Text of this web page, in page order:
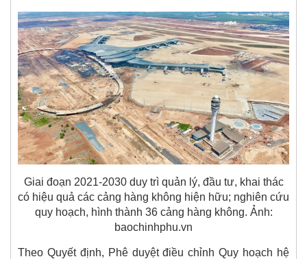
Giai đoạn 2021-2030 duy trì quản lý, đầu tư, khai thác
có hiệu quả các cảng hàng không hiện hữu; nghiên cứu
quy hoạch, hình thành 36 cảng hàng không. Ảnh:
baochinhphu.vn
Theo Quyết định, Phê duyệt điều chỉnh Quy hoạch hệ